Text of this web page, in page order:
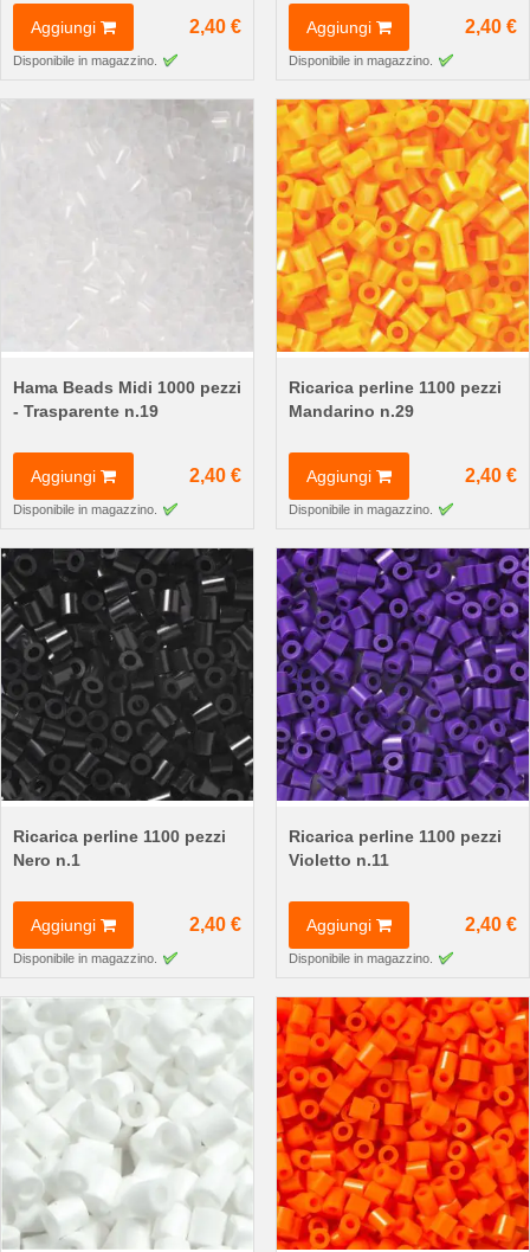
Aggiungi 2,40 €
Disponibile in magazzino.
Aggiungi 2,40 €
Disponibile in magazzino.
Hama Beads Midi 1000 pezzi
- Trasparente n.19
Aggiungi 2,40 €
Disponibile in magazzino.
Ricarica perline 1100 pezzi
Mandarino n.29
Aggiungi 2,40 €
Disponibile in magazzino.
Ricarica perline 1100 pezzi
Nero n.1
Aggiungi 2,40 €
Disponibile in magazzino.
Ricarica perline 1100 pezzi
Violetto n.11
Aggiungi 2,40 €
Disponibile in magazzino.